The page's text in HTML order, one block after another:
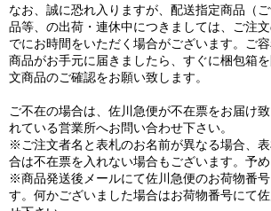
なお、誠に恐れ入りますが、配送指定商品（
品等、の出荷・連休中につきましては、ご注
でにお時間をいただく場合がございます。ご容
商品がお手元に届きましたら、すぐに梱包箱
文商品のご確認をお願い致します。
ご不在の場合は、佐川急便が不在票をお届け
れている営業所へお問い合わせ下さい。
※ご注文者名と表札のお名前が異なる場合、
合は不在票を入れない場合もございます。予め
※商品発送後メールにて佐川急便のお荷物番
す。何かございました場合はお荷物番号にて